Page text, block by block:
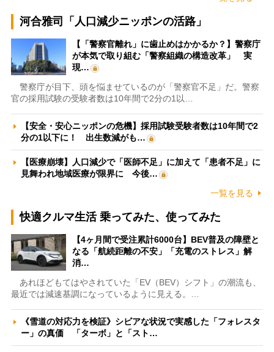
河合雅司「人口減少ニッポンの活路」
【「警察官離れ」に歯止めはかかるか？】警察庁
が本気で取り組む「警察組織の構造改革」 実
現…
警察庁が目下、頭を悩ませているのが「警察官不足」だ。警察
官の採用試験の受験者数は10年間で2分の1以…
【安全・安心ニッポンの危機】採用試験受験者数は10年間で2
分の1以下に！ 出生数減がも…
【医療崩壊】人口減少で「医師不足」に加えて「患者不足」に
見舞われ地域医療が限界に 今後…
一覧を見る
快適クルマ生活 乗ってみた、使ってみた
【4ヶ月間で受注累計6000台】BEV普及の障壁と
なる「航続距離の不安」「充電のストレス」解
消…
あれほどもてはやされていた「EV（BEV）シフト」の潮流も、
最近では減速基調になっているように見える。…
《雪道の対応力を検証》シビアな状況で実感した「フォレスタ
ー」の真価 「ターボ」と「スト…